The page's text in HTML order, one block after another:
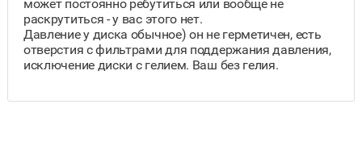
может постоянно ребутиться или вообще не
раскрутиться - у вас этого нет.
Давление у диска обычное) он не герметичен, есть
отверстия с фильтрами для поддержания давления,
исключение диски с гелием. Ваш без гелия.